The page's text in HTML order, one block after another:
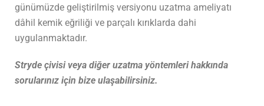
günümüzde geliştirilmiş versiyonu uzatma ameliyatı
dâhil kemik eğriliği ve parçalı kırıklarda dahi
uygulanmaktadır.
Stryde çivisi veya diğer uzatma yöntemleri hakkında
sorularınız için bize ulaşabilirsiniz.